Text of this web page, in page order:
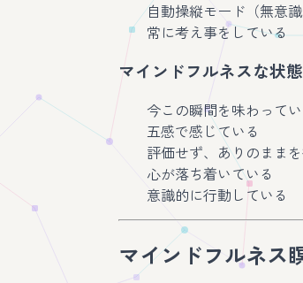
自動操縦モード（無意識
常に考え事をしている
マインドフルネスな状態
今この瞬間を味わってい
五感で感じている
評価せず、ありのまま
心が落ち着いている
意識的に行動している
マインドフルネス